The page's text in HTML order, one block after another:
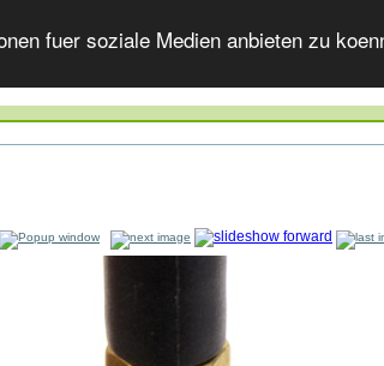
fuer soziale Medien anbieten zu